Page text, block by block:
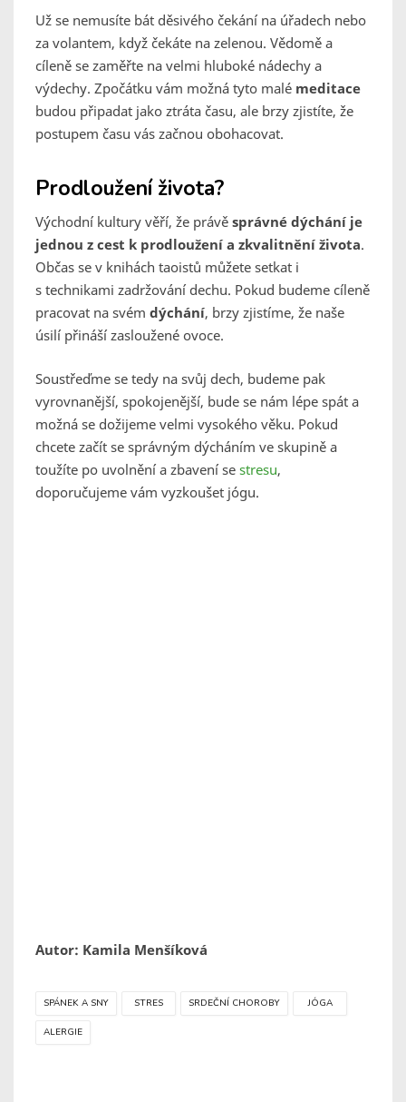
Už se nemusíte bát děsivého čekání na úřadech nebo
za volantem, když čekáte na zelenou. Vědomě a
cíleně se zaměřte na velmi hluboké nádechy a
výdechy. Zpočátku vám možná tyto malé meditace
budou připadat jako ztráta času, ale brzy zjistíte, že
postupem času vás začnou obohacovat.
Prodloužení života?
Východní kultury věří, že právě správné dýchání je
jednou z cest k prodloužení a zkvalitnění života.
Občas se v knihách taoistů můžete setkat i
s technikami zadržování dechu. Pokud budeme cíleně
pracovat na svém dýchání, brzy zjistíme, že naše
úsilí přináší zasloužené ovoce.
Soustřeďme se tedy na svůj dech, budeme pak
vyrovnanější, spokojenější, bude se nám lépe spát a
možná se dožijeme velmi vysokého věku. Pokud
chcete začít se správným dýcháním ve skupině a
toužíte po uvolnění a zbavení se stresu,
doporučujeme vám vyzkoušet jógu.
Autor: Kamila Menšíková
SPÁNEK A SNY STRES SRDEČNÍ CHOROBY JÓGA
ALERGIE